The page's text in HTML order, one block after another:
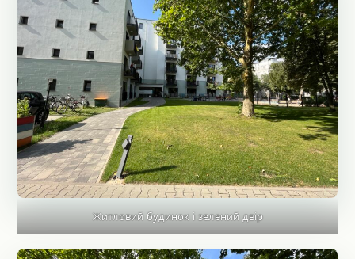
Житловий будинок і зелений двір